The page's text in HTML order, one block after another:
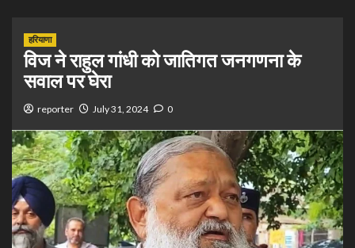
हरियाणा
विज ने राहुल गांधी को जातिगत जनगणना के
सवाल पर घेरा
reporter July 31, 2024 0